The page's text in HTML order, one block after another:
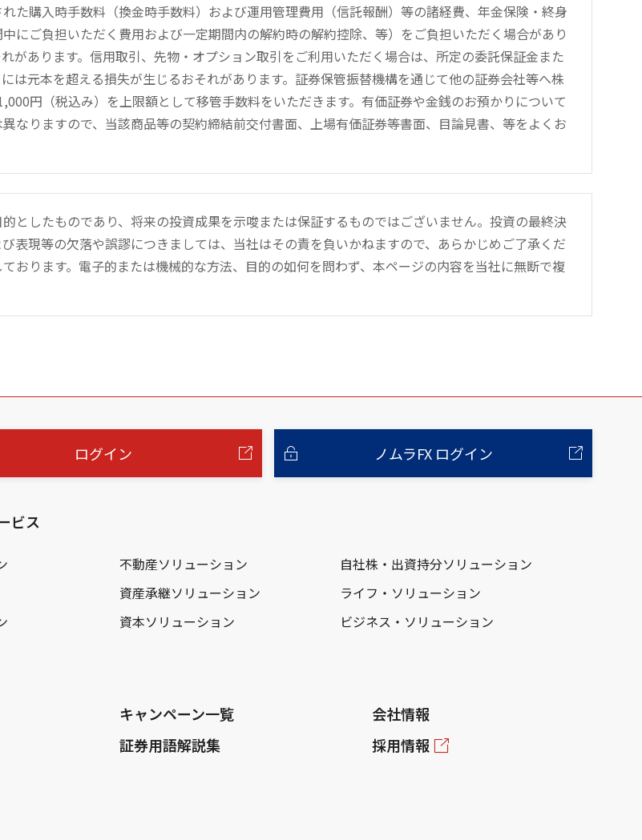
た購入時手数料（換金時手数料）および運用管理費用（信託報酬）等の諸経費、年金保険・終身
にご負担いただく費用および一定期間内の解約時の解約控除、等）をご負担いただく場合があり
があります。信用取引、先物・オプション取引をご利用いただく場合は、所定の委託保証金また
は元本を超える損失が生じるおそれがあります。証券保管振替機構を通じて他の証券会社等へ株
円（税込み）を上限額として移管手数料をいただきます。有価証券や金銭のお預かりについて
なりますので、当該商品等の契約締結前交付書面、上場有価証券等書面、目論見書、等をよくお
としたものであり、将来の投資成果を示唆または保証するものではございません。投資の最終決
表現等の欠落や誤謬につきましては、当社はその責を負いかねますので、あらかじめご了承くだ
おります。電子的または機械的な方法、目的の如何を問わず、本ページの内容を当社に無断で複
ログイン ノムラFX ログイン
ビス
不動産ソリューション
自社株・出資持分ソリューション
資産承継ソリューション
ライフ・ソリューション
資本ソリューション
ビジネス・ソリューション
キャンペーン一覧
証券用語解説集
会社情報
採用情報